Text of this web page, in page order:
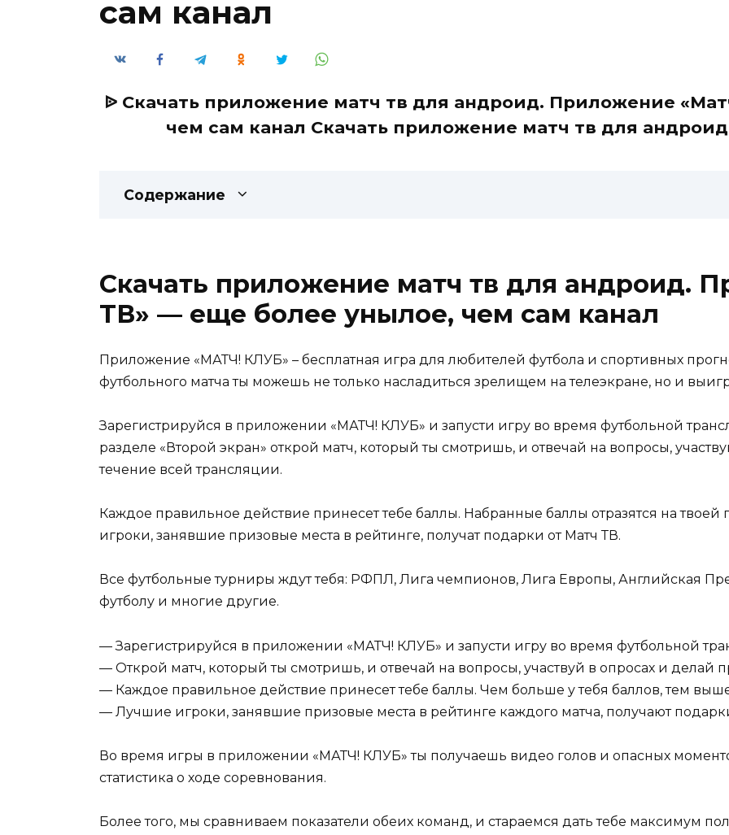
сам канал
ᐉ Скачать приложение матч тв для андроид. Приложение
чем сам канал Скачать приложение матч тв для
Содержание
Скачать приложение матч тв для андроид.
ТВ» — еще более унылое, чем сам канал
Приложение «МАТЧ! КЛУБ» – бесплатная игра для любителей футбола и спортивных
футбольного матча ты можешь не только насладиться зрелищем на телеэкране, но и
Зарегистрируйся в приложении «МАТЧ! КЛУБ» и запусти игру во время футбольной
разделе «Второй экран» открой матч, который ты смотришь, и отвечай на вопросы,
течение всей трансляции.
Каждое правильное действие принесет тебе баллы. Набранные баллы отразятся на
игроки, занявшие призовые места в рейтинге, получат подарки от Матч ТВ.
Все футбольные турниры ждут тебя: РФПЛ, Лига чемпионов, Лига Европы, Английская
футболу и многие другие.
— Зарегистрируйся в приложении «МАТЧ! КЛУБ» и запусти игру во время футбольной
— Открой матч, который ты смотришь, и отвечай на вопросы, участвуй в опросах и делай
— Каждое правильное действие принесет тебе баллы. Чем больше у тебя баллов, тем
— Лучшие игроки, занявшие призовые места в рейтинге каждого матча, получают
Во время игры в приложении «МАТЧ! КЛУБ» ты получаешь видео голов и опасных
статистика о ходе соревнования.
Более того, мы сравниваем показатели обеих команд, и стараемся дать тебе максимум